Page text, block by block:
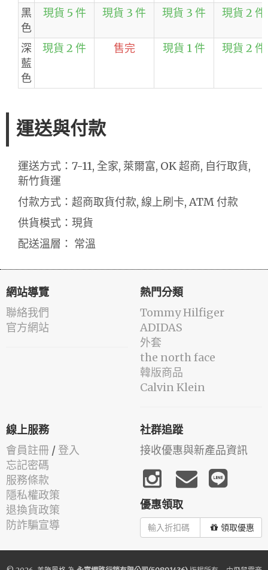
黑
色
現貨 5 件 現貨 3 件 現貨 3 件 現貨 2 件
深
藍
色
現貨 2 件 售完 現貨 1 件 現貨 2 件
運送與付款
運送方式：7-11, 全家, 萊爾富, OK 超商, 自行取貨,
新竹貨運
付款方式：超商取貨付款, 線上刷卡, ATM 付款
供貨模式：現貨
配送溫層： 常溫
網站導覽
聯絡我們
官方網站
熱門分類
Tommy Hilfiger
ADIDAS
外套
the north face
韓版商品
Calvin Klein
線上服務
會員註冊 / 登入
忘記密碼
服務條款
隱私權政策
退換貨政策
防詐騙宣導
社群追蹤
接收優惠與新產品資訊
優惠領取
領取優惠